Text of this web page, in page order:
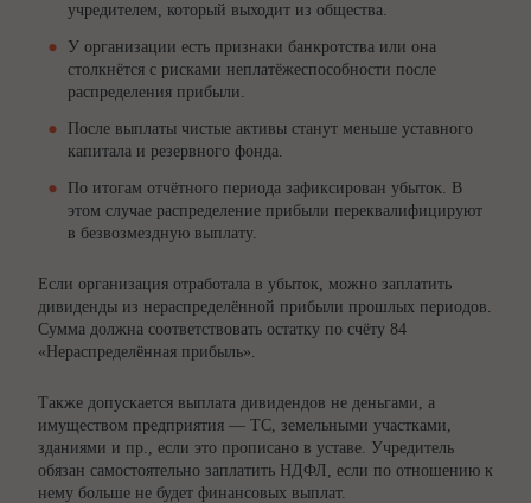
учредителем, который выходит из общества.
У организации есть признаки банкротства или она
столкнётся с рисками неплатёжеспособности после
распределения прибыли.
После выплаты чистые активы станут меньше уставного
капитала и резервного фонда.
По итогам отчётного периода зафиксирован убыток. В
этом случае распределение прибыли переквалифицируют
в безвозмездную выплату.
Если организация отработала в убыток, можно заплатить
дивиденды из нераспределённой прибыли прошлых периодов.
Сумма должна соответствовать остатку по счёту 84
«Нераспределённая прибыль».
Также допускается выплата дивидендов не деньгами, а
имуществом предприятия — ТС, земельными участками,
зданиями и пр., если это прописано в уставе. Учредитель
обязан самостоятельно заплатить НДФЛ, если по отношению к
нему больше не будет финансовых выплат.